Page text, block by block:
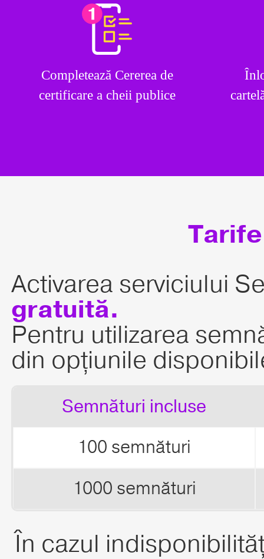
Completează Cererea de
certificare a cheii publice
Activarea serviciului
gratuită.
Pentru utilizarea
din opțiunile
Semnături incluse
100 semnături
1000 semnături
În cazul